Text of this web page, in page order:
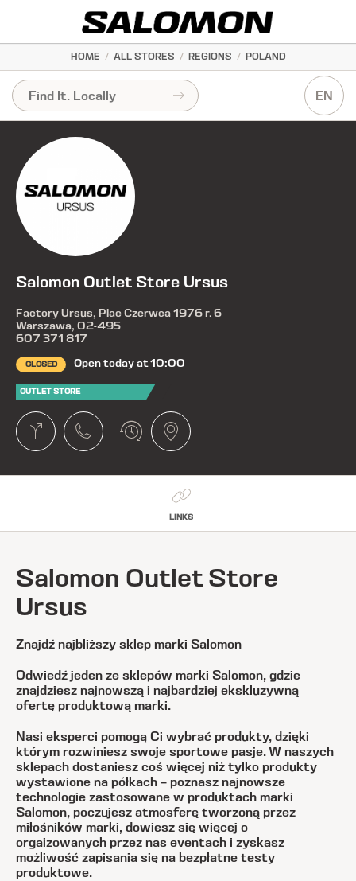
HOME / ALL STORES / REGIONS / POLAND
EN
Salomon Outlet Store Ursus
Factory Ursus, Plac Czerwca 1976 r. 6
Warszawa, 02-495
607 371 817
CLOSED Open today at 10:00
OUTLET STORE
LINKS
Salomon Outlet Store
Ursus
Znajdź najbliższy sklep marki Salomon
Odwiedź jeden ze sklepów marki Salomon, gdzie
znajdziesz najnowszą i najbardziej ekskluzywną
ofertę produktową marki.
Nasi eksperci pomogą Ci wybrać produkty, dzięki
którym rozwiniesz swoje sportowe pasje. W naszych
sklepach dostaniesz coś więcej niż tylko produkty
wystawione na półkach – poznasz najnowsze
technologie zastosowane w produktach marki
Salomon, poczujesz atmosferę tworzoną przez
miłośników marki, dowiesz się więcej o
orgaizowanych przez nas eventach i zyskasz
możliwość zapisania się na bezpłatne testy
produktowe.